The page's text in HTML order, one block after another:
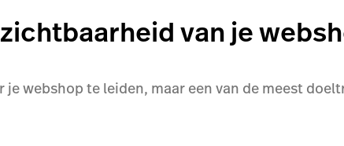
van je
webshop te leiden, maar een van de meest